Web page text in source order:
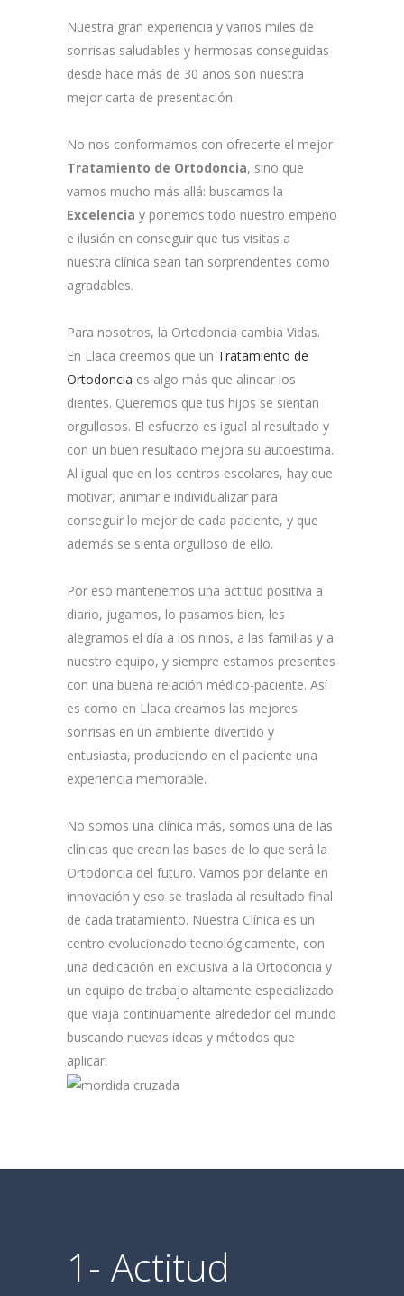
Nuestra gran experiencia y varios miles de
sonrisas saludables y hermosas conseguidas
desde hace más de 30 años son nuestra
mejor carta de presentación.
No nos conformamos con ofrecerte el mejor
Tratamiento de Ortodoncia, sino que
vamos mucho más allá: buscamos la
Excelencia y ponemos todo nuestro empeño
e ilusión en conseguir que tus visitas a
nuestra clínica sean tan sorprendentes como
agradables.
Para nosotros, la Ortodoncia cambia Vidas.
En Llaca creemos que un Tratamiento de
Ortodoncia es algo más que alinear los
dientes. Queremos que tus hijos se sientan
orgullosos. El esfuerzo es igual al resultado y
con un buen resultado mejora su autoestima.
Al igual que en los centros escolares, hay que
motivar, animar e individualizar para
conseguir lo mejor de cada paciente, y que
además se sienta orgulloso de ello.
Por eso mantenemos una actitud positiva a
diario, jugamos, lo pasamos bien, les
alegramos el día a los niños, a las familias y a
nuestro equipo, y siempre estamos presentes
con una buena relación médico-paciente. Así
es como en Llaca creamos las mejores
sonrisas en un ambiente divertido y
entusiasta, produciendo en el paciente una
experiencia memorable.
No somos una clínica más, somos una de las
clínicas que crean las bases de lo que será la
Ortodoncia del futuro. Vamos por delante en
innovación y eso se traslada al resultado final
de cada tratamiento. Nuestra Clínica es un
centro evolucionado tecnológicamente, con
una dedicación en exclusiva a la Ortodoncia y
un equipo de trabajo altamente especializado
que viaja continuamente alrededor del mundo
buscando nuevas ideas y métodos que
aplicar.
1- Actitud